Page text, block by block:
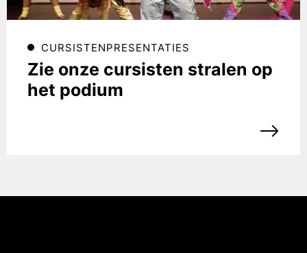
CURSISTENPRESENTATIES
Zie onze cursisten stralen op
het podium